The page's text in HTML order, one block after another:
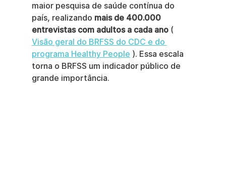
maior pesquisa de saúde contínua do
país, realizando mais de 400.000
entrevistas com adultos a cada ano (
Visão geral do BRFSS do CDC e do
programa Healthy People ). Essa escala
torna o BRFSS um indicador público de
grande importância.